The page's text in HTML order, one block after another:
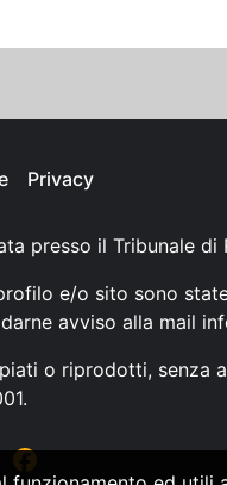
Privacy
presso il Tribunale di
e/o sito sono
avviso alla mail
o riprodotti, senza